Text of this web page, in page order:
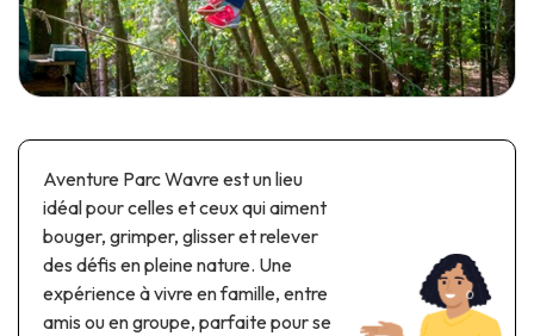
Châteaux, citadelles & beffrois
Folklore & histoire locale
Histoire
Parcs scientifiques
Patrimoine automobile & ferroviaire
Patrimoine industriel & ouvrage d'art
Draisines & trains touristiques
Kayaks
Parcs à thème & parcs d’attractions
Parcs récréatifs, nautiques & aquatiques
LE TOP DES ACTIVITÉS POUR CET
ÉTÉ
TÉLÉCHARGER LE GUIDE
Aventure Parc Wavre est un lieu
idéal pour celles et ceux qui aiment
bouger, grimper, glisser et relever
des défis en pleine nature. Une
expérience à vivre en famille, entre
amis ou en groupe, parfaite pour se